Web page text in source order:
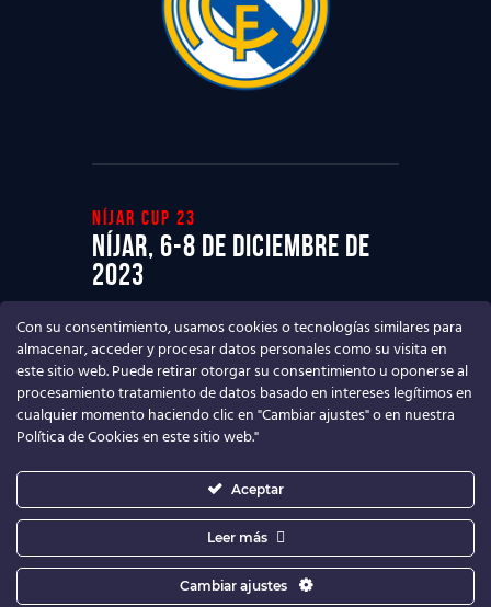
Níjar cup 23
Níjar, 6-8 de diciembre de
2023
Ven a disfrutar del mejor Torneo de
fútbol base
© 2026. Todos los derechos
Con su consentimiento, usamos cookies o tecnologías similares para
almacenar, acceder y procesar datos personales como su visita en
este sitio web. Puede retirar otorgar su consentimiento u oponerse al
procesamiento tratamiento de datos basado en intereses legítimos en
cualquier momento haciendo clic en "Cambiar ajustes" o en nuestra
Política de Cookies en este sitio web."
Aceptar
Leer más
Cambiar ajustes